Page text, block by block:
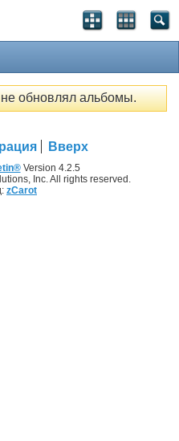
обновлял альбомы.
Вверх
Version 4.2.5
Inc. All rights reserved.
zCarot